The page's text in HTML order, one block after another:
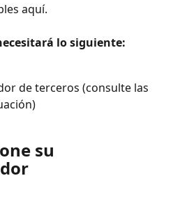
aquí.
lo siguiente:
de terceros (consulte las
su